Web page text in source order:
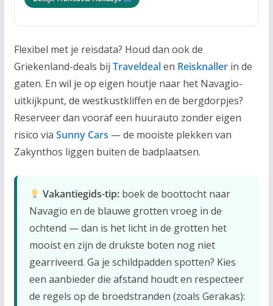
Flexibel met je reisdata? Houd dan ook de
Griekenland-deals bij Traveldealen Reisknallerin de
gaten. En wil je op eigen houtje naar het Navagio-
uitkijkpunt, de westkustkliffen en de bergdorpjes?
Reserveer dan vooraf een huurauto zonder eigen
risico via Sunny Cars — de mooiste plekken van
Zakynthos liggen buiten de badplaatsen.
Vakantiegids-tip:boek de boottocht naar
Navagio en de blauwe grotten vroeg in de
ochtend — dan is het licht in de grotten het
mooist en zijn de drukste boten nog niet
gearriveerd. Ga je schildpadden spotten? Kies
een aanbieder die afstand houdt en respecteer
de regels op de broedstranden (zoals Gerakas):